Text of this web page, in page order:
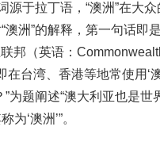
源于拉丁语，“澳洲”在大
洲”的解释，第一句话即
邦（英语：
台湾、香港等地常使用‘
为题阐述“澳大利亚也是世
‘澳洲’”。